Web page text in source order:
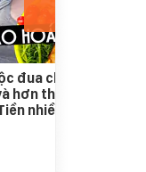
đua chống lão hoá
hơn thế nữa của hội
nhiều chỉ là “tấm